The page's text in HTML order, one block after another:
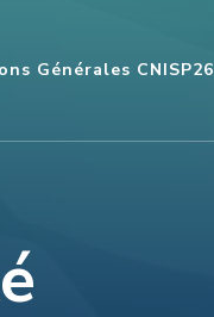
Générales CNISP26